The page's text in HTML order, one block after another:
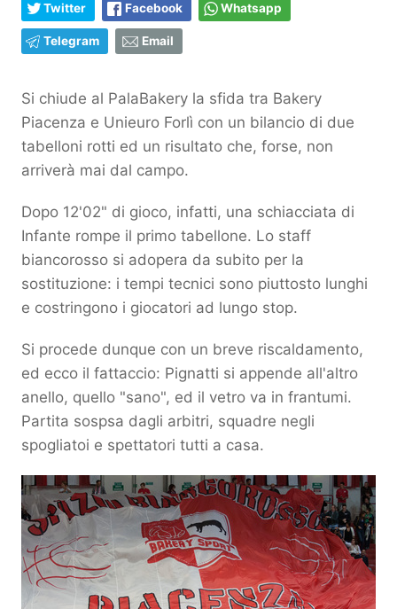
Twitter Facebook Whatsapp
Telegram Email
Si chiude al PalaBakery la sfida tra Bakery
Piacenza e Unieuro Forlì con un bilancio di due
tabelloni rotti ed un risultato che, forse, non
arriverà mai dal campo.
Dopo 12'02" di gioco, infatti, una schiacciata di
Infante rompe il primo tabellone. Lo staff
biancorosso si adopera da subito per la
sostituzione: i tempi tecnici sono piuttosto lunghi
e costringono i giocatori ad lungo stop.
Si procede dunque con un breve riscaldamento,
ed ecco il fattaccio: Pignatti si appende all'altro
anello, quello "sano", ed il vetro va in frantumi.
Partita sospsa dagli arbitri, squadre negli
spogliatoi e spettatori tutti a casa.